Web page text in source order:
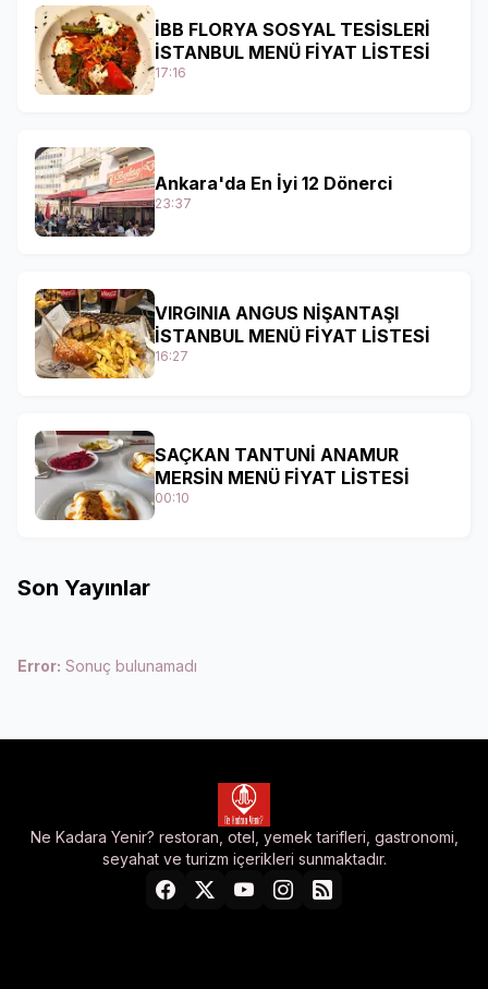
İBB FLORYA SOSYAL TESİSLERİ
İSTANBUL MENÜ FİYAT LİSTESİ
17:16
Ankara'da En İyi 12 Dönerci
23:37
VIRGINIA ANGUS NİŞANTAŞI
İSTANBUL MENÜ FİYAT LİSTESİ
16:27
SAÇKAN TANTUNİ ANAMUR
MERSİN MENÜ FİYAT LİSTESİ
00:10
Son Yayınlar
Error: Sonuç bulunamadı
Ne Kadara Yenir? restoran, otel, yemek tarifleri, gastronomi,
seyahat ve turizm içerikleri sunmaktadır.